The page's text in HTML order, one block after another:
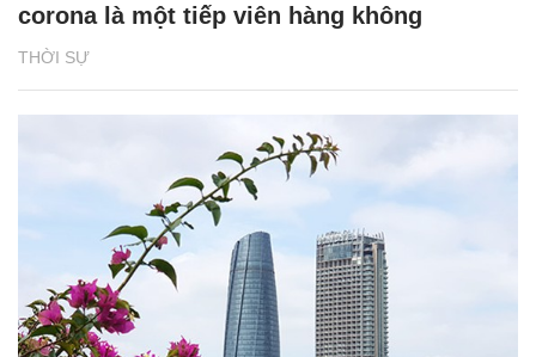
THỜI SỰ
corona là một tiếp viên hàng không